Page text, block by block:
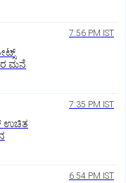
7:56 PM IST
ಮನೆ
7:35 PM IST
ಉಚಿತ
6:54 PM IST